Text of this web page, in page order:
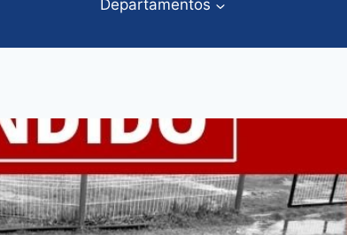
Departamentos